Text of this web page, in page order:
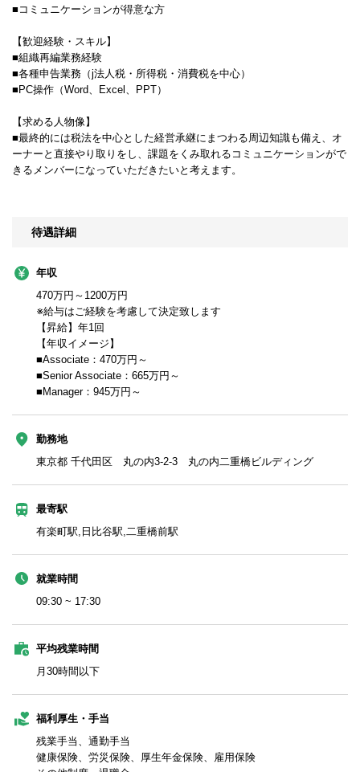
■コミュニケーションが得意な方
【歓迎経験・スキル】
■組織再編業務経験
■各種申告業務（j法人税・所得税・消費税を中心）
■PC操作（Word、Excel、PPT）
【求める人物像】
■最終的には税法を中心とした経営承継にまつわる周辺知識も備え、オ
ーナーと直接やり取りをし、課題をくみ取れるコミュニケーションがで
きるメンバーになっていただきたいと考えます。
待遇詳細
年収
470万円～1200万円
※給与はご経験を考慮して決定致します
【昇給】年1回
【年収イメージ】
■Associate：470万円～
■Senior Associate：665万円～
■Manager：945万円～
勤務地
東京都 千代田区 丸の内3-2-3 丸の内二重橋ビルディング
最寄駅
有楽町駅,日比谷駅,二重橋前駅
就業時間
09:30 ~ 17:30
平均残業時間
月30時間以下
福利厚生・手当
残業手当、通勤手当
健康保険、労災保険、厚生年金保険、雇用保険